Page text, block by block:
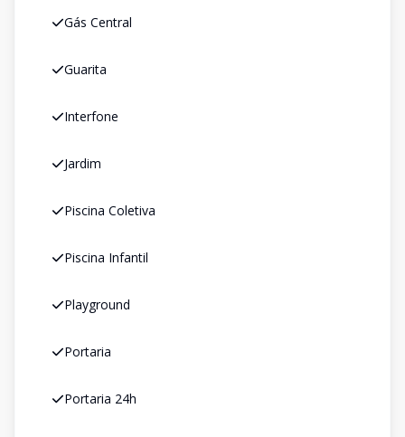
Gás Central
Guarita
Interfone
Jardim
Piscina Coletiva
Piscina Infantil
Playground
Portaria
Portaria 24h